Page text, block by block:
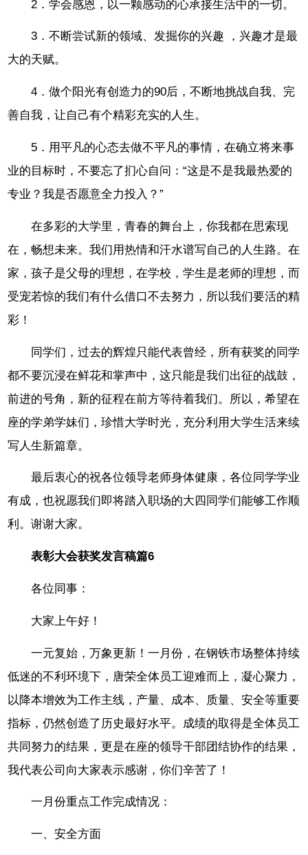
2．学会感恩，以一颗感动的心承接生活中的一切。
3．不断尝试新的领域、发掘你的兴趣 ，兴趣才是最
大的天赋。
4．做个阳光有创造力的90后，不断地挑战自我、完
善自我，让自己有个精彩充实的人生。
5．用平凡的心态去做不平凡的事情，在确立将来事
业的目标时，不要忘了扪心自问：“这是不是我最热爱的
专业？我是否愿意全力投入？”
在多彩的大学里，青春的舞台上，你我都在思索现
在，畅想未来。我们用热情和汗水谱写自己的人生路。在
家，孩子是父母的理想，在学校，学生是老师的理想，而
受宠若惊的我们有什么借口不去努力，所以我们要活的精
彩！
同学们，过去的辉煌只能代表曾经，所有获奖的同学
都不要沉浸在鲜花和掌声中，这只能是我们出征的战鼓，
前进的号角，新的征程在前方等待着我们。所以，希望在
座的学弟学妹们，珍惜大学时光，充分利用大学生活来续
写人生新篇章。
最后衷心的祝各位领导老师身体健康，各位同学学业
有成，也祝愿我们即将踏入职场的大四同学们能够工作顺
利。谢谢大家。
表彰大会获奖发言稿篇6
各位同事：
大家上午好！
一元复始，万象更新！一月份，在钢铁市场整体持续
低迷的不利环境下，唐荣全体员工迎难而上，凝心聚力，
以降本增效为工作主线，产量、成本、质量、安全等重要
指标，仍然创造了历史最好水平。成绩的取得是全体员工
共同努力的结果，更是在座的领导干部团结协作的结果，
我代表公司向大家表示感谢，你们辛苦了！
一月份重点工作完成情况：
一、安全方面